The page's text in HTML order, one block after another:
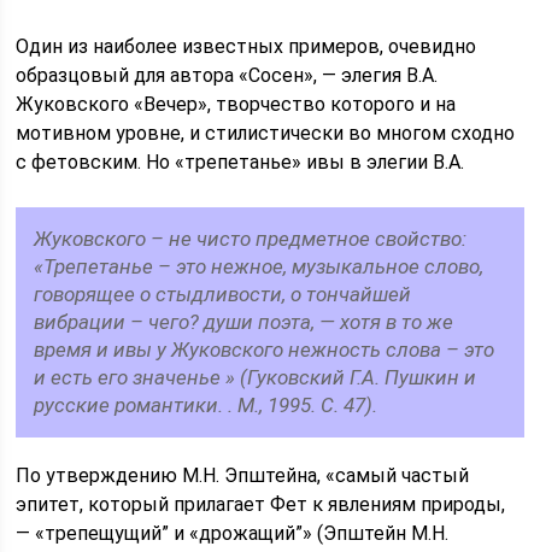
Один из наиболее известных примеров, очевидно
образцовый для автора «Сосен», — элегия В.А.
Жуковского «Вечер», творчество которого и на
мотивном уровне, и стилистически во многом сходно
с фетовским. Но «трепетанье» ивы в элегии В.А.
Жуковского – не чисто предметное свойство:
«Трепетанье – это нежное, музыкальное слово,
говорящее о стыдливости, о тончайшей
вибрации – чего? души поэта, — хотя в то же
время и ивы у Жуковского нежность слова – это
и есть его значенье » (Гуковский Г.А. Пушкин и
русские романтики. . М., 1995. С. 47).
По утверждению М.Н. Эпштейна, «самый частый
эпитет, который прилагает Фет к явлениям природы,
— «трепещущий” и «дрожащий”» (Эпштейн М.Н.